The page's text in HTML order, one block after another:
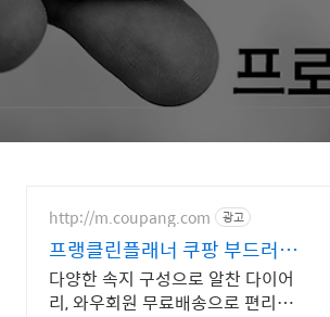
http://m.coupang.com 광고
프랭클린플래너 쿠팡 부드러운
필기감 종이 질
다양한 속지 구성으로 알찬 다이어
리, 와우회원 무료배송으로 편리하